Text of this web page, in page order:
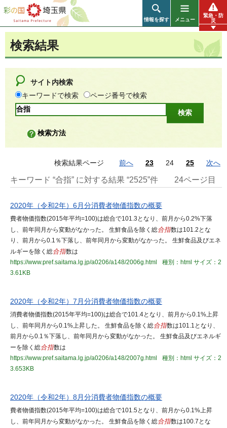
彩の国 埼玉県
情報を探す メニュー
緊急・防
災
検索結果
サイト内検索
キーワードで検索
ページ番号で検索
検索方法
検索結果ページ 前へ 23 24 25 次へ
キーワード “合指” に対する結果 “2525”件 24ページ目
2020年（令和2年）6月分消費者物価指数の概要
費者物価指数(2015年平均=100)は総合で101.3となり、前月から0.2%下落
し、前年同月から変動がなかった。 生鮮食品を除く総合指数は101.2とな
り、前月から0.1％下落し、前年同月から変動がなかった。 生鮮食品及びエネ
ルギーを除く総合指数は
https://www.pref.saitama.lg.jp/a0206/a148/2006g.html
種別：html サイズ：2
3.61KB
2020年（令和2年）7月分消費者物価指数の概要
消費者物価指数(2015年平均=100)は総合で101.4となり、前月から0.1%上昇
し、前年同月から0.1%上昇した。 生鮮食品を除く総合指数は101.1となり、
前月から0.1％下落し、前年同月から変動がなかった。 生鮮食品及びエネルギ
ーを除く総合指数は
https://www.pref.saitama.lg.jp/a0206/a148/2007g.html
種別：html サイズ：2
3.653KB
2020年（令和2年）8月分消費者物価指数の概要
費者物価指数(2015年平均=100)は総合で101.5となり、前月から0.1%上昇
し、前年同月から変動がなかった。 生鮮食品を除く総合指数は100.7とな